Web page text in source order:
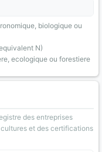
biologique ou
N)
ecologique ou forestiere
des entreprises
et des certifications